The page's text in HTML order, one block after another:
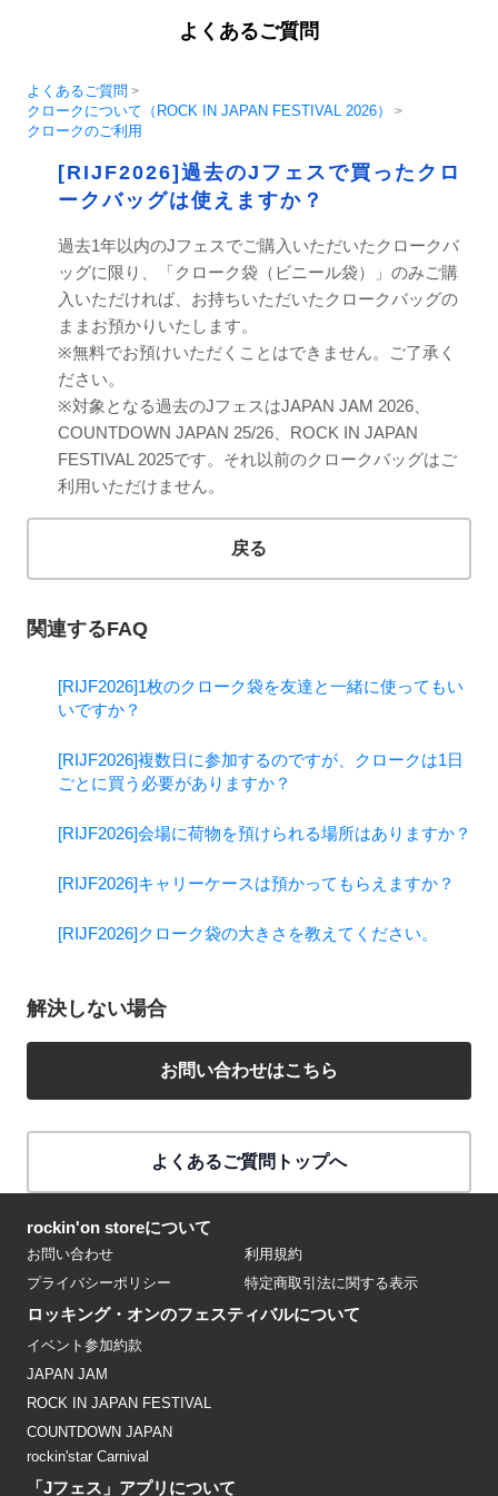
よくあるご質問
よくあるご質問 >
クロークについて（ROCK IN JAPAN FESTIVAL 2026） >
クロークのご利用
[RIJF2026]過去のJフェスで買ったクロ
ークバッグは使えますか？
過去1年以内のJフェスでご購入いただいたクロークバ
ッグに限り、「クローク袋（ビニール袋）」のみご購
入いただければ、お持ちいただいたクロークバッグの
ままお預かりいたします。
※無料でお預けいただくことはできません。ご了承く
ださい。
※対象となる過去のJフェスはJAPAN JAM 2026、
COUNTDOWN JAPAN 25/26、ROCK IN JAPAN
FESTIVAL 2025です。それ以前のクロークバッグはご
利用いただけません。
戻る
関連するFAQ
[RIJF2026]1枚のクローク袋を友達と一緒に使ってもい
いですか？
[RIJF2026]複数日に参加するのですが、クロークは1日
ごとに買う必要がありますか？
[RIJF2026]会場に荷物を預けられる場所はありますか？
[RIJF2026]キャリーケースは預かってもらえますか？
[RIJF2026]クローク袋の大きさを教えてください。
解決しない場合
お問い合わせはこちら
よくあるご質問トップへ
rockin'on storeについて
お問い合わせ
利用規約
プライバシーポリシー
特定商取引法に関する表示
ロッキング・オンのフェスティバルについて
イベント参加約款
JAPAN JAM
ROCK IN JAPAN FESTIVAL
COUNTDOWN JAPAN
rockin'star Carnival
「Jフェス」アプリについて